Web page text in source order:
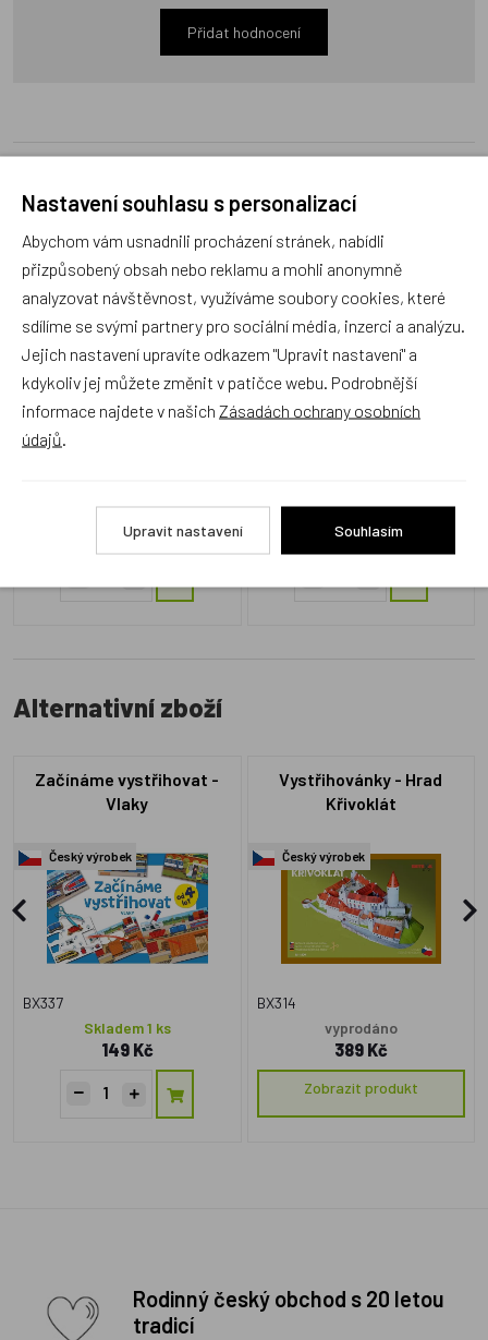
Přidat hodnocení
Zboží se stejným motivem
Vystřihovánky Historické
lokomotivy
Český výrobek
Skladem 2 ks
75 Kč
Vystřihovánky Rychlá auta
Skladem 4 ks
75 Kč
Alternativní zboží
Začínáme vystřihovat -
Vlaky
Český výrobek
BX337
Skladem 1 ks
149 Kč
Vystřihovánky - Hrad
Křivoklát
Český výrobek
BX314
vyprodáno
389 Kč
Zobrazit produkt
Rodinný český obchod s 20 letou
tradicí
Nastavení souhlasu s personalizací
Abychom vám usnadnili procházení stránek, nabídli
přizpůsobený obsah nebo reklamu a mohli anonymně
analyzovat návštěvnost, využíváme soubory cookies, které
sdílíme se svými partnery pro sociální média, inzerci a analýzu.
Jejich nastavení upravíte odkazem "Upravit nastavení" a
kdykoliv jej můžete změnit v patičce webu. Podrobnější
informace najdete v našich Zásadách ochrany osobních
údajů
Upravit nastavení Souhlasím